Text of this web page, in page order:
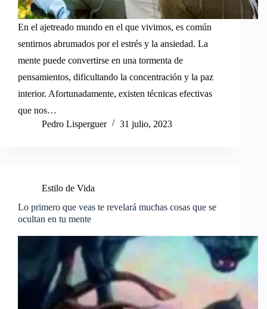
En el ajetreado mundo en el que vivimos, es común
sentirnos abrumados por el estrés y la ansiedad. La
mente puede convertirse en una tormenta de
pensamientos, dificultando la concentración y la paz
interior. Afortunadamente, existen técnicas efectivas
que nos…
Pedro Lisperguer
31 julio, 2023
Estilo de Vida
Lo primero que veas te revelará muchas cosas que se
ocultan en tu mente